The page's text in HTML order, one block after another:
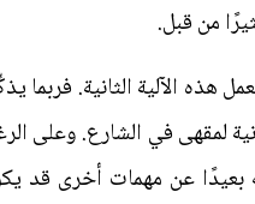
من قبل.
هذه الآلية الثانية.
لمقهى في الشارع. وعلى
بعيدًا عن مهمات أخرى قد